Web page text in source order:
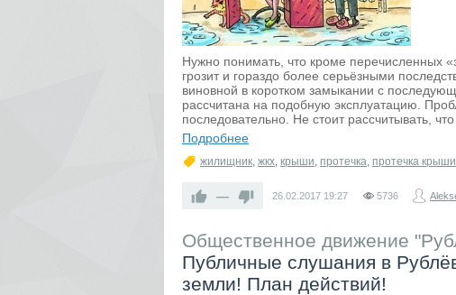
Нужно понимать, что кроме перечисленных
грозит и гораздо более серьёзными
виновной в коротком замыкании с
рассчитана на подобную эксплуатацию.
последовательно. Не стоит рассчитывать,
Подробнее
жилищник, жкх, крыши, протечка, протечка крыши
— 26.02.2017 19:27 5736
Общественное движение
Публичные слушания в
земли! План действий!